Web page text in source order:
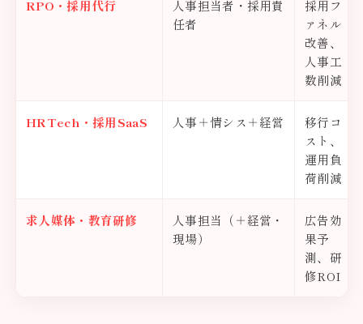
RPO・採用代行
人事担当者・採用責
任者
採用フ
ァネル
改善、
人事工
数削減
HRTech・採用SaaS 人事＋情シス＋経営
移行コ
スト、
運用負
荷削減
求人媒体・教育研修
人事担当（＋経営・
現場）
広告効
果予
測、研
修ROI